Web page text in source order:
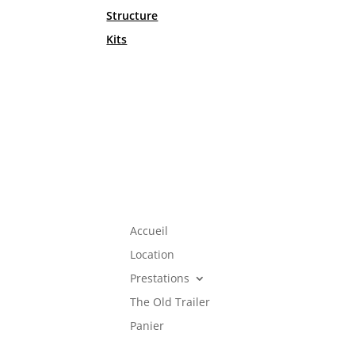
Structure
Kits
Accueil
Location
Prestations
The Old Trailer
Panier